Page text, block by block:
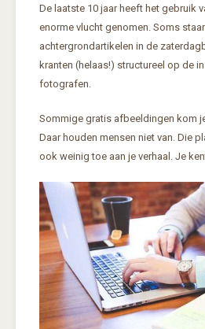
De laatste 10 jaar heeft het gebruik
enorme vlucht genomen. Soms
achtergrondartikelen in de
kranten (helaas!) structureel op de
fotografen.
Sommige gratis afbeeldingen kom
Daar houden mensen niet van. Die
ook weinig toe aan je verhaal. Je